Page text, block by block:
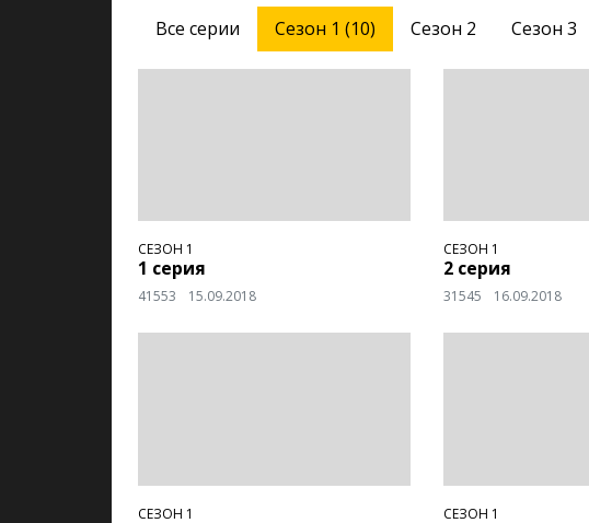
Все серии Сезон 1 (10) Сезон 2 Сезон 3
СЕЗОН 1
1 серия
41553 15.09.2018
СЕЗОН 1
2 серия
31545 16.09.2018
СЕЗОН 1 СЕЗОН 1